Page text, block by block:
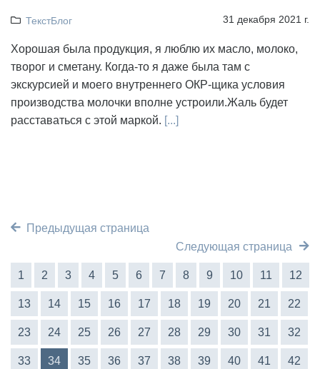
ТекстБлог 31 декабря 2021 г.
Хорошая была продукция, я люблю их масло, молоко,
творог и сметану. Когда-то я даже была там с
экскурсией и моего внутреннего ОКР-щика условия
производства молочки вполне устроили.Жаль будет
расставаться с этой маркой. [...]
Предыдущая страница
Следующая страница
1 2 3 4 5 6 7 8 9 10 11 12
13 14 15 16 17 18 19 20 21 22
23 24 25 26 27 28 29 30 31 32
33 34 35 36 37 38 39 40 41 42